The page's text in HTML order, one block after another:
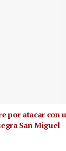
por atacar con
San Miguel